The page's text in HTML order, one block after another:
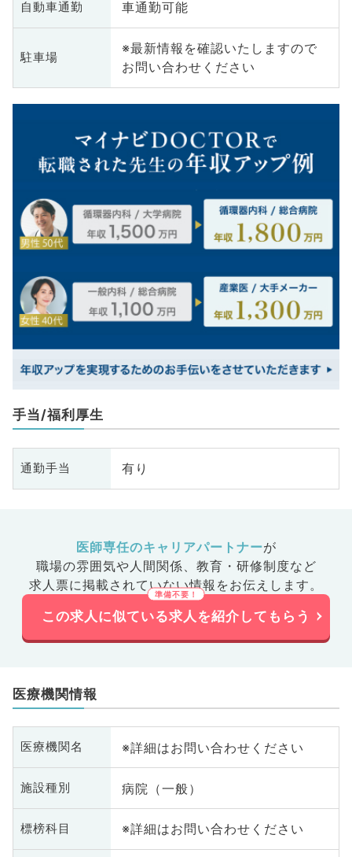
自動車通勤 車通勤可能
駐車場
※最新情報を確認いたしますので
お問い合わせください
手当/福利厚生
通勤手当 有り
医師専任のキャリアパートナーが
職場の雰囲気や人間関係、 教育・研修制度など
求人票に掲載されていない情報をお伝えします。
この求人に似ている求人を紹介してもらう
医療機関情報
医療機関名 ※詳細はお問い合わせください
施設種別 病院（一般）
標榜科目 ※詳細はお問い合わせください